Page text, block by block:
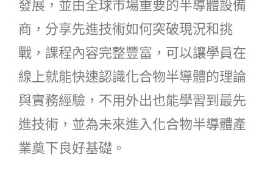
發展，並由全球市場重要的半導體設備
商，分享先進技術如何突破現況和挑
戰，課程內容完整豐富，可以讓學員在
線上就能快速認識化合物半導體的理論
與實務經驗，不用外出也能學習到最先
進技術，並為未來進入化合物半導體產
業奠下良好基礎。